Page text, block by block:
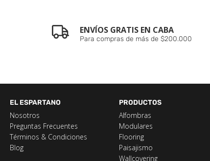
ENVÍOS GRATIS EN CABA
Para compras de más de $200.000
EL ESPARTANO
Nosotros
Preguntas Frecuentes
Términos & Condiciones
Blog
PRODUCTOS
Alfombras
Modulares
Flooring
Paisajismo
Wallcovering